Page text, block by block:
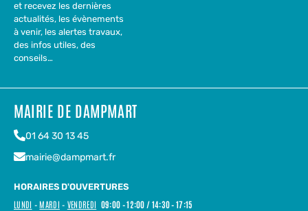
et recevez les dernières
actualités, les évènements
à venir, les alertes travaux,
des infos utiles, des
conseils…
MAIRIE DE DAMPMART
01 64 30 13 45
mairie@dampmart.fr
HORAIRES D'OUVERTURES
LUNDI –MARDI – VENDREDI 09:00 – 12:00 / 14:30 – 17:15